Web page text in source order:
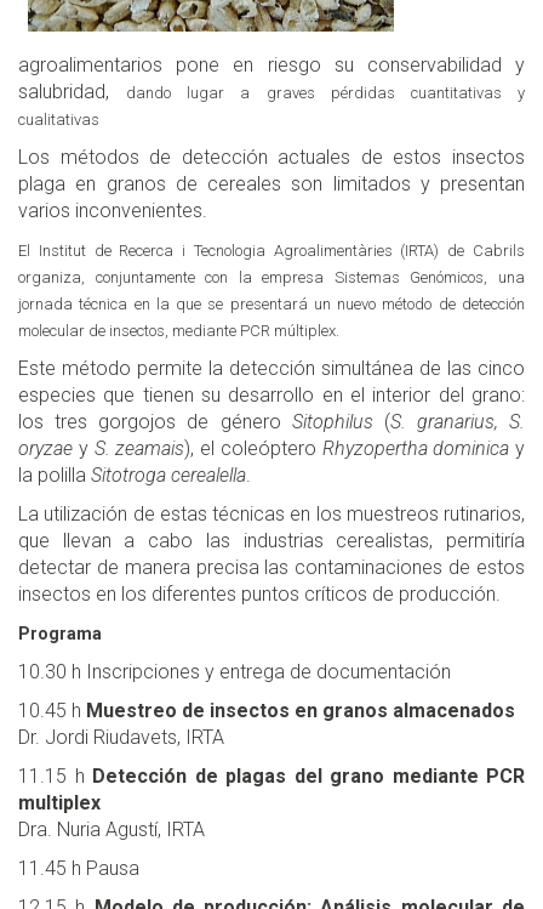
agroalimentarios pone en riesgo su conservabilidad y
salubridad,
dando lugar a graves pérdidas cuantitativas y
cualitativas
Los métodos de detección actuales de estos insectos
plaga en granos de cereales son limitados y presentan
varios inconvenientes.
El Institut de Recerca i Tecnologia Agroalimentàries (IRTA) de Cabrils
organiza, conjuntamente con la empresa Sistemas Genómicos, una
jornada técnica en la que se presentará un nuevo método de detección
molecular de insectos, mediante PCR múltiplex.
Este método permite la detección simultánea de las cinco
especies que tienen su desarrollo en el interior del grano:
los tres gorgojos de género Sitophilus (S. granarius, S.
oryzae y S. zeamais), el coleóptero Rhyzopertha dominica y
la polilla Sitotroga cerealella
La utilización de estas técnicas en los muestreos rutinarios,
que llevan a cabo las industrias cerealistas, permitiría
detectar de manera precisa las contaminaciones de estos
insectos en los diferentes puntos críticos de producción.
Programa
10.30 h Inscripciones y entrega de documentación
10.45 h Muestreo de insectos en granos almacenados
Dr. Jordi Riudavets, IRTA
11.15 h Detección de plagas del grano mediante PCR
multiplex
Dra. Nuria Agustí, IRTA
11.45 h Pausa